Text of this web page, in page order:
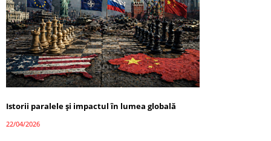
Istorii paralele și impactul în lumea globală
22/04/2026